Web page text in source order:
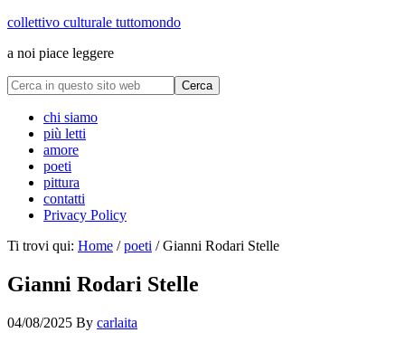
collettivo culturale tuttomondo
a noi piace leggere
chi siamo
più letti
amore
poeti
pittura
contatti
Privacy Policy
Ti trovi qui: Home / poeti /Gianni Rodari Stelle
Gianni Rodari Stelle
04/08/2025 By carlaita